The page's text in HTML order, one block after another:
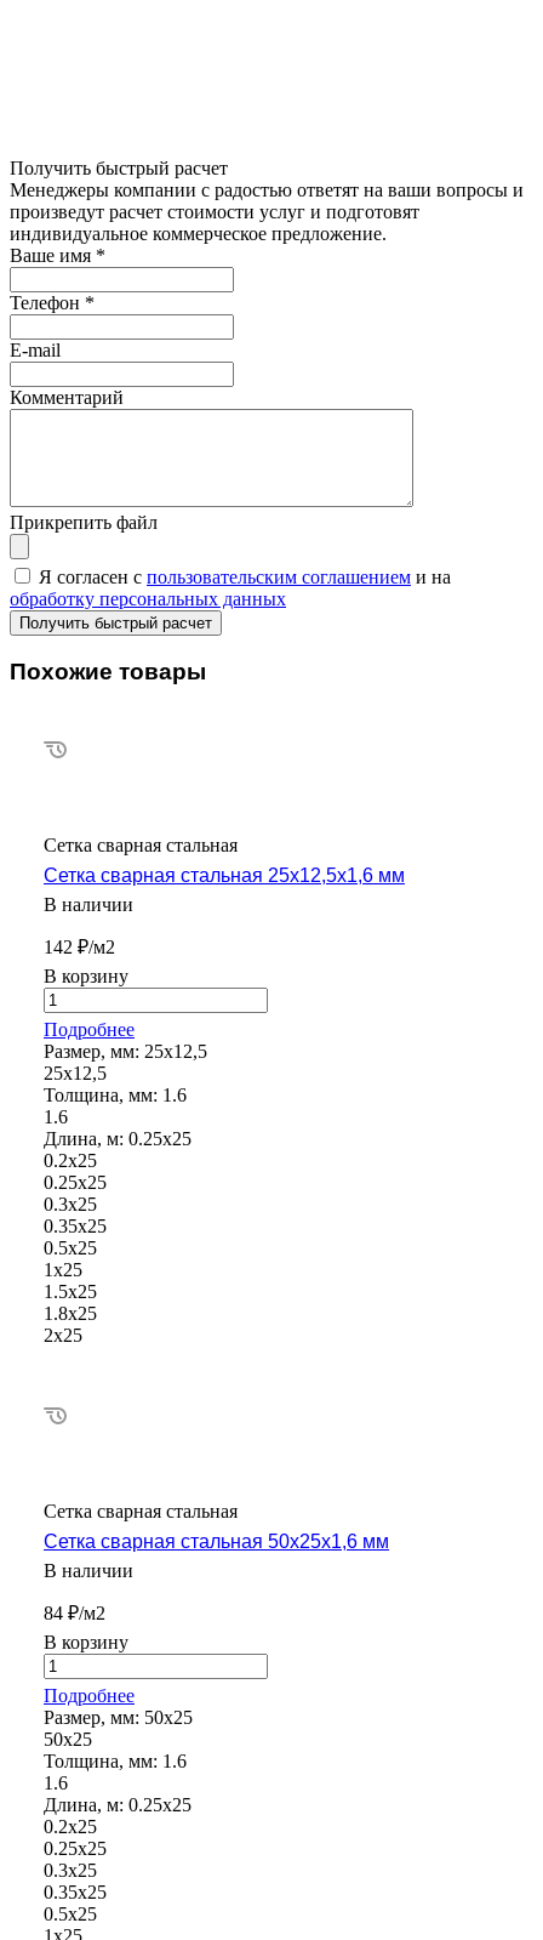
Получить быстрый расчет
Менеджеры компании с радостью ответят на ваши вопросы и
произведут расчет стоимости услуг и подготовят
индивидуальное коммерческое предложение.
Ваше имя *
Телефон *
E-mail
Комментарий
Прикрепить файл
Я согласен с пользовательским соглашением и на
обработку персональных данных
Похожие товары
Сетка сварная стальная
Сетка сварная стальная 25х12,5х1,6 мм
В наличии
142 ₽/м2
В корзину
Подробнее
Размер, мм: 25х12,5
25х12,5
Толщина, мм: 1.6
1.6
Длина, м: 0.25х25
0.2х25
0.25х25
0.3х25
0.35х25
0.5х25
1х25
1.5х25
1.8х25
2х25
Сетка сварная стальная
Сетка сварная стальная 50х25х1,6 мм
В наличии
84 ₽/м2
В корзину
Подробнее
Размер, мм: 50х25
50х25
Толщина, мм: 1.6
1.6
Длина, м: 0.25х25
0.2х25
0.25х25
0.3х25
0.35х25
0.5х25